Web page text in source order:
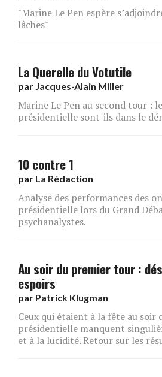
"Marine Le Pen espère
lâches"
La Querelle du Votutile
par Jacques-Alain Miller
Marine Le Pen au second tour :
présidentielle sont-ils dans le
10 contre 1
par La Rédaction
Analyse des performances des
présidentielle lors du Grand
psychanalystes.
Au soir du premier tour :
espoirs
par Patrick Klugman
Ceux qui étaient à la fête au soir
présidentielle manquent
et à la lucidité. Retour sur les